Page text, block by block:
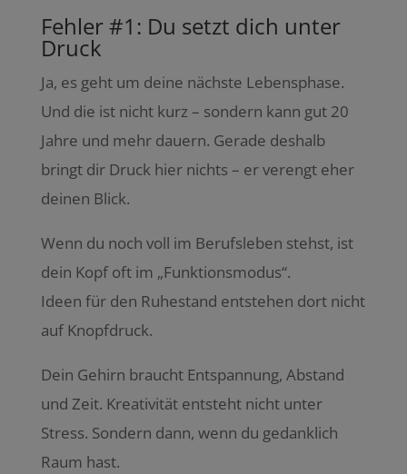
Fehler #1: Du setzt dich unter
Druck
Ja, es geht um deine nächste Lebensphase.
Und die ist nicht kurz – sondern kann gut 20
Jahre und mehr dauern. Gerade deshalb
bringt dir Druck hier nichts – er verengt eher
deinen Blick.
Wenn du noch voll im Berufsleben stehst, ist
dein Kopf oft im „Funktionsmodus“.
Ideen für den Ruhestand entstehen dort nicht
auf Knopfdruck.
Dein Gehirn braucht Entspannung, Abstand
und Zeit. Kreativität entsteht nicht unter
Stress. Sondern dann, wenn du gedanklich
Raum hast.